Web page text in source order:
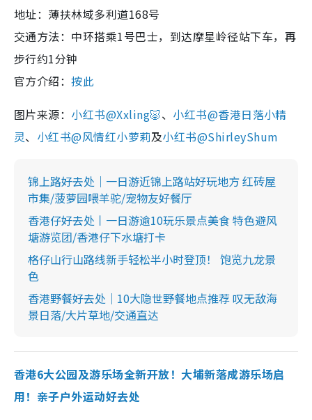
地址：薄扶林域多利道168号
交通方法：中环搭乘1号巴士，到达摩星岭径站下车，再
步行约1分钟
官方介绍：按此
图片来源： 小红书@Xxling🐷、 小红书@香港日落小精
灵、 小红书@风情红小萝莉及小红书@ShirleyShum
锦上路好去处｜一日游近锦上路站好玩地方 红砖屋
市集/菠萝园喂羊驼/宠物友好餐厅
香港仔好去处丨一日游逾10玩乐景点美食 特色避风
塘游览团/香港仔下水塘打卡
格仔山行山路线新手轻松半小时登顶！ 饱览九龙景
色
香港野餐好去处｜10大隐世野餐地点推荐 叹无敌海
景日落/大片草地/交通直达
香港6大公园及游乐场全新开放！大埔新落成游乐场启
用！亲子户外运动好去处